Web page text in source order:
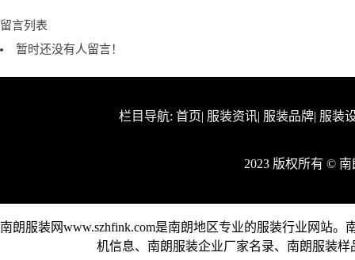
留言列表
暂时还没有人留言！
栏目导航: 首页| 服装资讯| 服装品牌| 服装
2023 版权所有 ©
南朗服装网www.szhfink.com是南朗地区专业的服装行业网站
机信息、南朗服装企业厂家名录、南朗服装